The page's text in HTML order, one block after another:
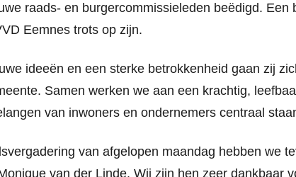
raads- en burgercommissieleden beëdigd. Een
Eemnes trots op zijn.
ideeën en een sterke betrokkenheid gaan zij
Samen werken we aan een krachtig,
van inwoners en ondernemers centraal
van afgelopen maandag hebben we
van der Linde. Wij zijn hen zeer dankbaar